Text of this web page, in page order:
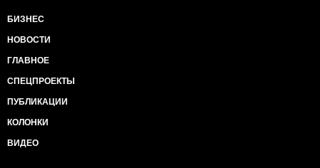
БИЗНЕС
НОВОСТИ
ГЛАВНОЕ
СПЕЦПРОЕКТЫ
ПУБЛИКАЦИИ
КОЛОНКИ
ВИДЕО